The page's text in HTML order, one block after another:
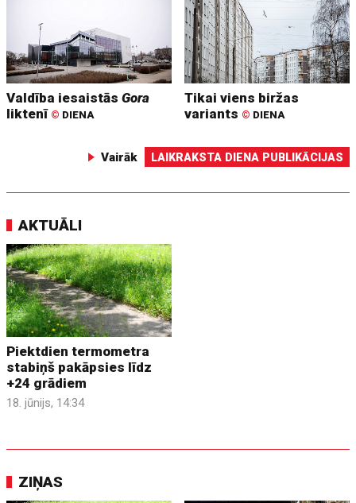
Valdība iesaistāsGora
liktenī © DIENA
Tikai viens biržas
variants © DIENA
Vairāk LAIKRAKSTA DIENA PUBLIKĀCIJAS
AKTUĀLI
Piektdien termometra
stabiņš pakāpsies līdz
+24 grādiem
18. jūnijs, 14:34
ZIŅAS